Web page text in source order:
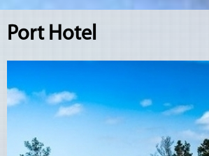
Port Hotel